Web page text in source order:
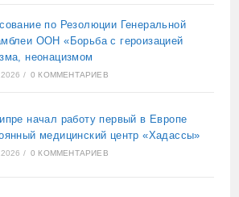
по Резолюции Генеральной
ООН «Борьба с героизацией
неонацизмом
/ 0 КОММЕНТАРИЕВ
начал работу первый в Европе
медицинский центр «Хадассы»
/ 0 КОММЕНТАРИЕВ